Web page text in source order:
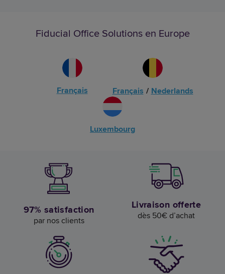
Fiducial Office Solutions en Europe
Français Français / Nederlands
Luxembourg
97% satisfaction
par nos clients
Livraison offerte
dès 50€ d’achat